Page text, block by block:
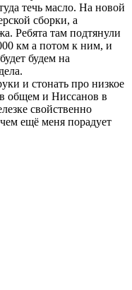
течь масло. На новой
сборки, а
Ребята там подтянули
км а потом к ним, и
будем на
и стонать про низкое
общем и Ниссанов в
свойственно
ещё меня порадует